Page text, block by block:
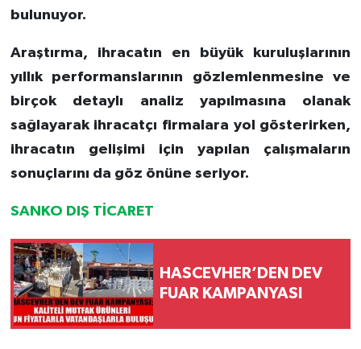
bulunuyor.
Araştırma, ihracatın en büyük kuruluşlarının
yıllık performanslarının gözlemlenmesine ve
birçok detaylı analiz yapılmasına olanak
sağlayarak ihracatçı firmalara yol gösterirken,
ihracatın gelişimi için yapılan çalışmaların
sonuçlarını da göz önüne seriyor.
SANKO DIŞ TİCARET
HASCEVHER’DEN DEV
FUAR KAMPANYASI